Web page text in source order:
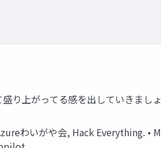
り上がってる感を出していきましょ
わいがや会, Hack Everything. •